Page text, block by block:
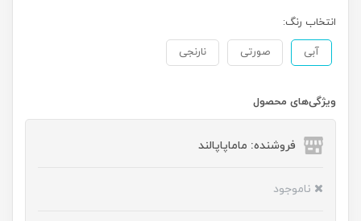
انتخاب رنگ:
آبی صورتی نارنجی
ویژگی‌های محصول
فروشنده: ماماپاپالند
ناموجود